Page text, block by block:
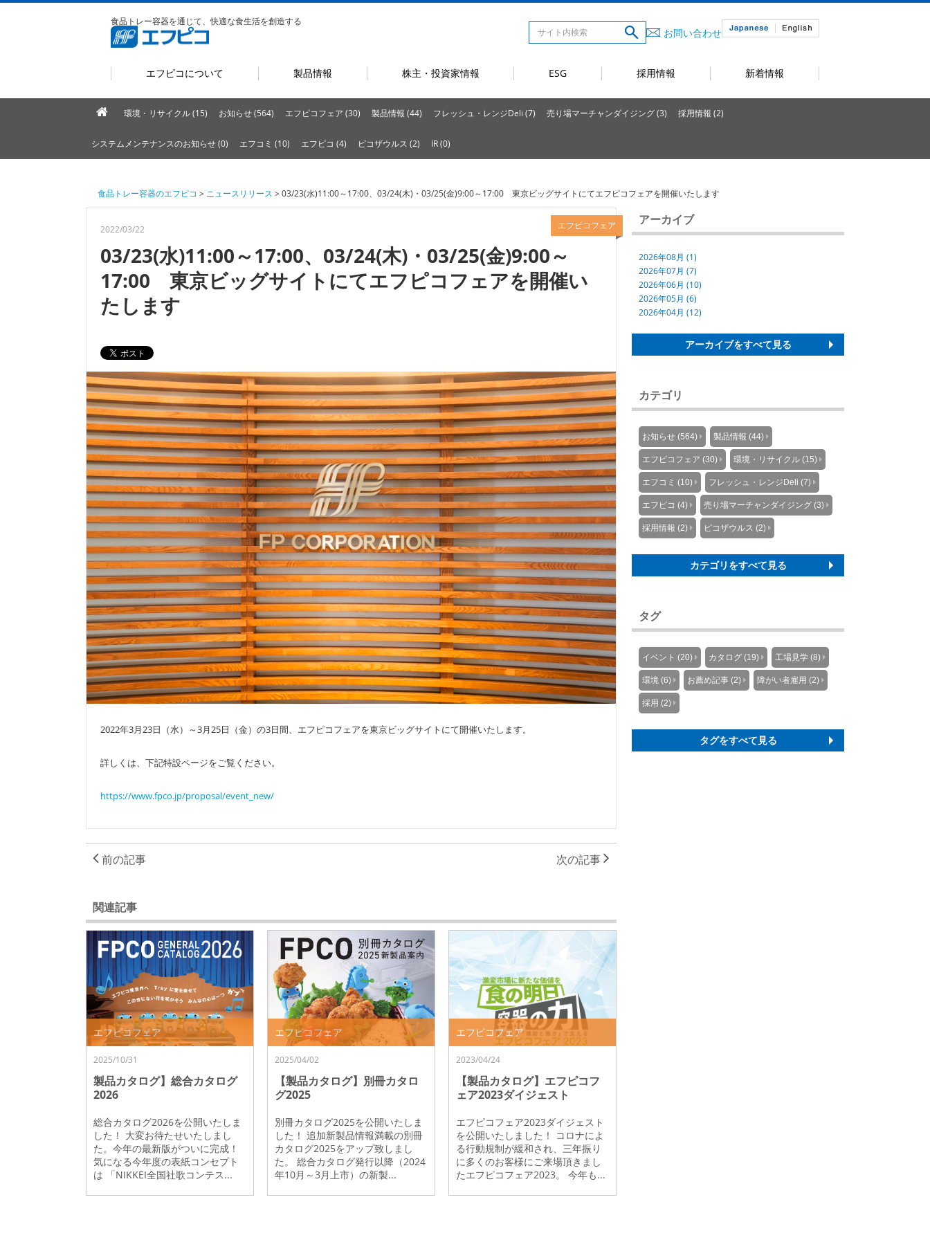
食品トレー容器を通じて、快適な食生活を創造する
お問い合わせ
エフピコについて 製品情報 株主・投資家情報 ESG 採用情報 新着情報
環境・リサイクル (15) お知らせ (564) エフピコフェア (30) 製品情報 (44) フレッシュ・レンジDeli (7) 売り場マーチャンダイジング (3) 採用情報 (2)
システムメンテナンスのお知らせ (0) エフコミ (10) エフピコ (4) ピコザウルス (2) IR (0)
食品トレー容器のエフピコ > ニュースリリース > 03/23(水)11:00～17:00、03/24(木)・03/25(金)9:00～17:00 東京ビッグサイトにてエフピコフェアを開催いたします
エフピコフェア
2022/03/22
03/23(水)11:00～17:00、03/24(木)・03/25(金)9:00～
17:00 東京ビッグサイトにてエフピコフェアを開催い
たします
2022年3月23日（水）～3月25日（金）の3日間、エフピコフェアを東京ビッグサイトにて開催いたします。
詳しくは、下記特設ページをご覧ください。
https://www.fpco.jp/proposal/event_new/
前の記事 次の記事
関連記事
エフピコフェア
2025/10/31
製品カタログ】総合カタログ
2026
総合カタログ2026を公開いたしま
した！ 大変お待たせいたしまし
た。今年の最新版がついに完成！
気になる今年度の表紙コンセプト
は 「NIKKEI全国社歌コンテス...
エフピコフェア
2025/04/02
【製品カタログ】別冊カタロ
グ2025
別冊カタログ2025を公開いたしま
した！ 追加新製品情報満載の別冊
カタログ2025をアップ致しまし
た。 総合カタログ発行以降（2024
年10月～3月上市）の新製...
エフピコフェア
2023/04/24
【製品カタログ】エフピコフ
ェア2023ダイジェスト
エフピコフェア2023ダイジェスト
を公開いたしました！ コロナによ
る行動規制が緩和され、三年振り
に多くのお客様にご来場頂きまし
たエフピコフェア2023。 今年も...
アーカイブ
2026年08月 (1)
2026年07月 (7)
2026年06月 (10)
2026年05月 (6)
2026年04月 (12)
アーカイブをすべて見る
カテゴリ
お知らせ (564) 製品情報 (44)
エフピコフェア (30) 環境・リサイクル (15)
エフコミ (10) フレッシュ・レンジDeli (7)
エフピコ (4) 売り場マーチャンダイジング (3)
採用情報 (2) ピコザウルス (2)
カテゴリをすべて見る
タグ
イベント (20) カタログ (19) 工場見学 (8)
環境 (6) お薦め記事 (2) 障がい者雇用 (2)
採用 (2)
タグをすべて見る